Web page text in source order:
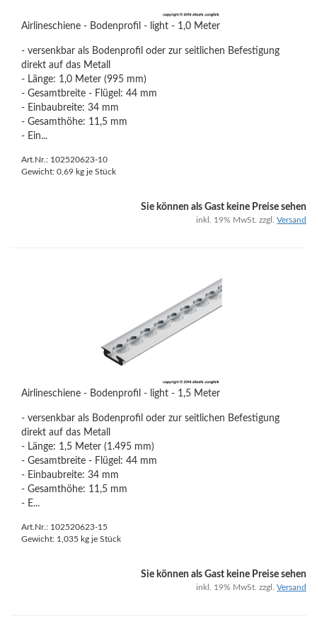
Airlineschiene - Bodenprofil - light - 1,0 Meter
- versenkbar als Bodenprofil oder zur seitlichen Befestigung
direkt auf das Metall
- Länge: 1,0 Meter (995 mm)
- Gesamtbreite - Flügel: 44 mm
- Einbaubreite: 34 mm
- Gesamthöhe: 11,5 mm
- Ein...
Art.Nr.: 102520623-10
Gewicht: 0,69 kg je Stück
Sie können als Gast keine Preise sehen
inkl. 19% MwSt. zzgl. Versand
Airlineschiene - Bodenprofil - light - 1,5 Meter
- versenkbar als Bodenprofil oder zur seitlichen Befestigung
direkt auf das Metall
- Länge: 1,5 Meter (1.495 mm)
- Gesamtbreite - Flügel: 44 mm
- Einbaubreite: 34 mm
- Gesamthöhe: 11,5 mm
- E...
Art.Nr.: 102520623-15
Gewicht: 1,035 kg je Stück
Sie können als Gast keine Preise sehen
inkl. 19% MwSt. zzgl. Versand